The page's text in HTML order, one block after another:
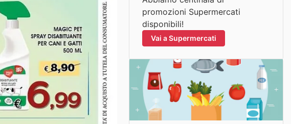
promozioni Supermercati
disponibili!
Vai a Supermercati